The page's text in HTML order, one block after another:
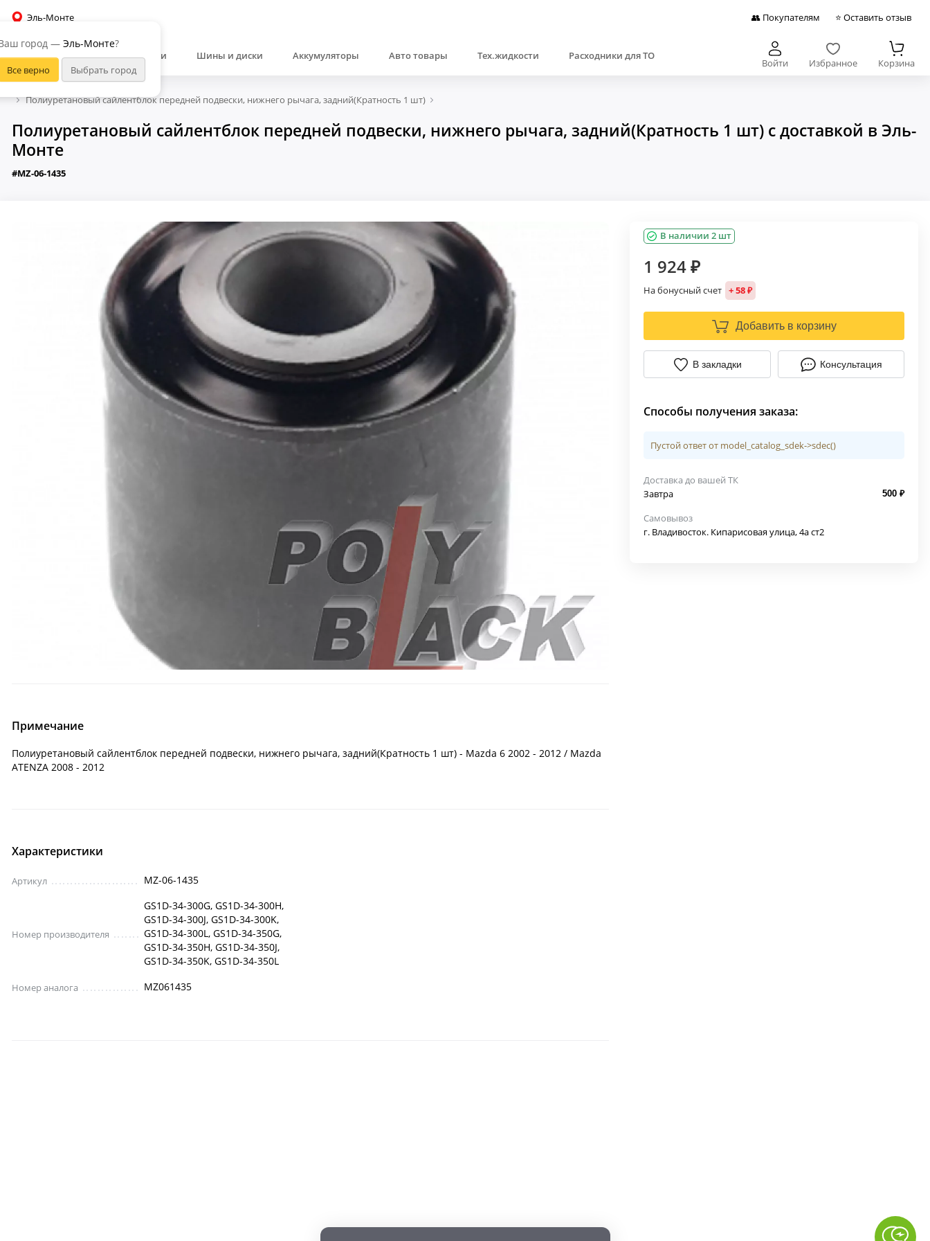
Эль-Монте
город — Эль-Монте?
👥 Покупателям ⭐ Оставить отзыв
Автозапчасти Шины и диски Аккумуляторы Авто товары Тех.жидкости Расходники для ТО
Войти Избранное Корзина
Полиуретановый сайлентблок передней подвески, нижнего рычага, задний(Кратность 1 шт)
Полиуретановый сайлентблок передней подвески, нижнего рычага, задний(Кратность 1 шт) с доставкой в Эль-
Монте
#MZ-06-1435
Примечание
Полиуретановый сайлентблок передней подвески, нижнего рычага, задний(Кратность 1 шт) - Mazda 6 2002 - 2012 / Mazda
ATENZA 2008 - 2012
Характеристики
Артикул MZ-06-1435
Номер производителя
GS1D-34-300G, GS1D-34-300H,
GS1D-34-300J, GS1D-34-300K,
GS1D-34-300L, GS1D-34-350G,
GS1D-34-350H, GS1D-34-350J,
GS1D-34-350K, GS1D-34-350L
Номер аналога MZ061435
В наличии 2 шт
1 924 ₽
На бонусный счет + 58 ₽
Добавить в корзину
В закладки Консультация
Способы получения заказа:
Пустой ответ от model_catalog_sdek->sdec()
Доставка до вашей ТК
Завтра
500 ₽
Самовывоз
г. Владивосток. Кипарисовая улица, 4а ст2